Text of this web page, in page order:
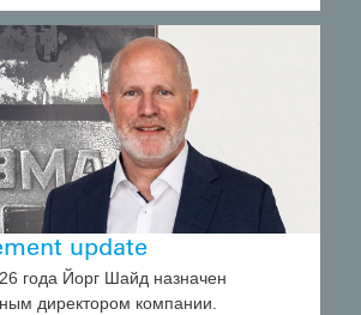
update
года Йорг Шайд назначен
директором компании.